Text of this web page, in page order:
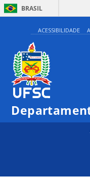
BRASIL
ACESSIBILIDADE